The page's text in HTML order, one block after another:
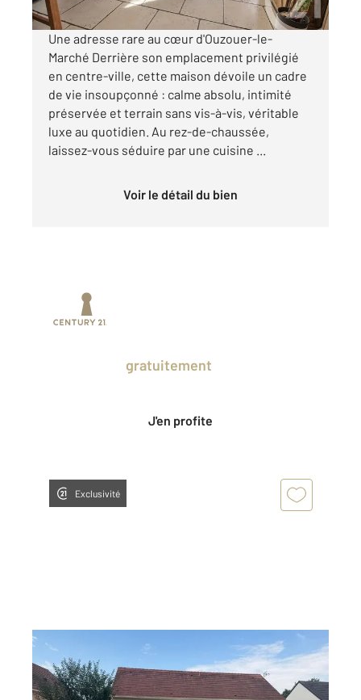
Une adresse rare au cœur d'Ouzouer-le-
Marché Derrière son emplacement privilégié
en centre-ville, cette maison dévoile un cadre
de vie insoupçonné : calme absolu, intimité
préservée et terrain sans vis-à-vis, véritable
luxe au quotidien. Au rez-de-chaussée,
laissez-vous séduire par une cuisine ...
Voir le détail du bien
gratuitement
J'en profite
Exclusivité
BEAUCE LA ROMAINE 41
104,88 m2 , 4 pièces
Ref : 5541